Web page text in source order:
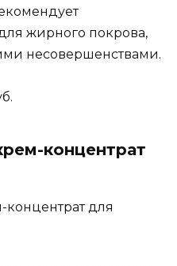
жирного покрова,
несовершенствами.
концентрат